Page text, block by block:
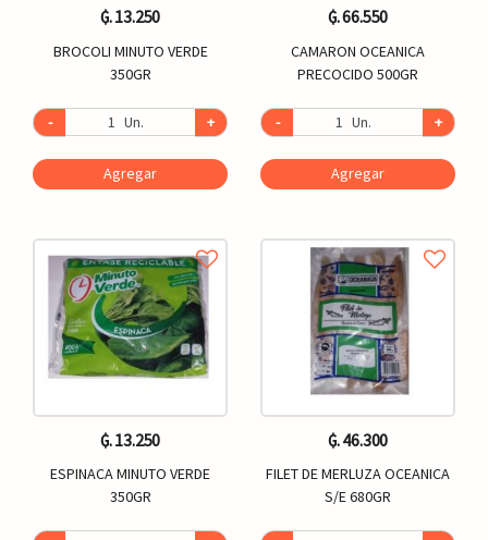
₲. 13.250
BROCOLI MINUTO VERDE
350GR
- Un. +
Agregar
₲. 66.550
CAMARON OCEANICA
PRECOCIDO 500GR
- Un. +
Agregar
₲. 13.250
ESPINACA MINUTO VERDE
350GR
₲. 46.300
FILET DE MERLUZA OCEANICA
S/E 680GR